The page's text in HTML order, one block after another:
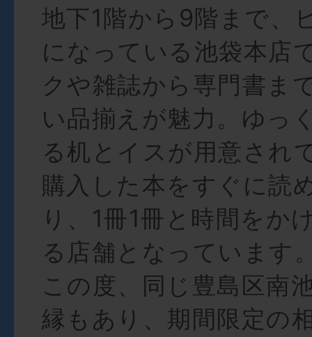
地下1階から9階まで、
になっている池袋本店
クや雑誌から専門書ま
い品揃えが魅力。ゆっ
る机とイスが用意され
購入した本をすぐに読
り、1冊1冊と時間をか
る店舗となっています
この度、同じ豊島区南
縁もあり、期間限定の